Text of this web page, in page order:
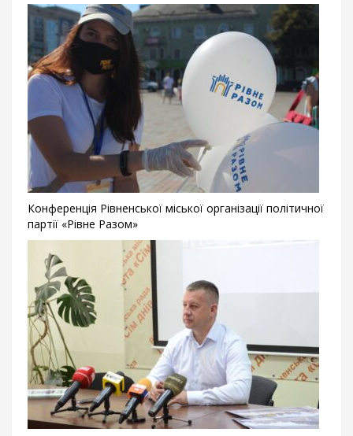
Конференція Рівненської міської організації політичної
партії «Рівне Разом»